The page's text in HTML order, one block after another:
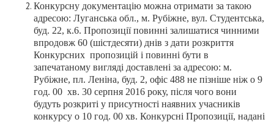
Конкурсну документацію можна отримати за такою
адресою: Луганська обл., м. Рубіжне, вул. Студентська,
буд. 22, к.6. Пропозиції повинні залишатися чинними
впродовж 60 (шістдесяти) днів з дати розкриття
Конкурсних пропозицій і повинні бути в
запечатаному вигляді доставлені за адресою: м.
Рубіжне, пл. Леніна, буд. 2, офіс 488 не пізніше ніж о 9
год. 00 хв. 30 серпня 2016 року, після чого вони
будуть розкриті у присутності наявних учасників
конкурсу о 10 год. 00 хв. Конкурсні Пропозиції, надані